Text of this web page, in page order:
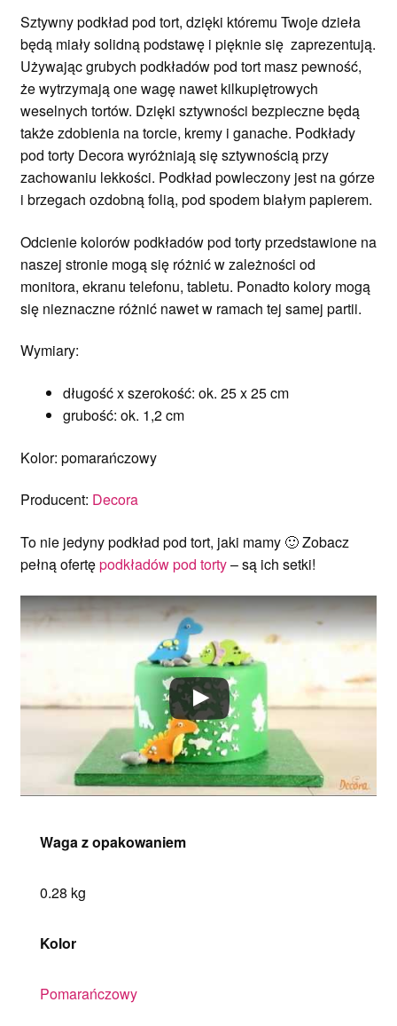
Sztywny podkład pod tort, dzięki któremu Twoje dzieła
będą miały solidną podstawę i pięknie się zaprezentują.
Używając grubych podkładów pod tort masz pewność,
że wytrzymają one wagę nawet kilkupiętrowych
weselnych tortów. Dzięki sztywności bezpieczne będą
także zdobienia na torcie, kremy i ganache. Podkłady
pod torty Decora wyróżniają się sztywnością przy
zachowaniu lekkości. Podkład powleczony jest na górze
i brzegach ozdobną folią, pod spodem białym papierem.
Odcienie kolorów podkładów pod torty przedstawione na
naszej stronie mogą się różnić w zależności od
monitora, ekranu telefonu, tabletu. Ponadto kolory mogą
się nieznaczne różnić nawet w ramach tej samej partii.
Wymiary:
długość x szerokość: ok. 25 x 25 cm
grubość: ok. 1,2 cm
Kolor: pomarańczowy
Producent: Decora
To nie jedyny podkład pod tort, jaki mamy 🙂 Zobacz
pełną ofertępodkładów pod torty– są ich setki!
Waga z opakowaniem
0.28 kg
Kolor
Pomarańczowy